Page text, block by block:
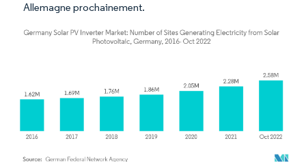
Allemagne prochainement.